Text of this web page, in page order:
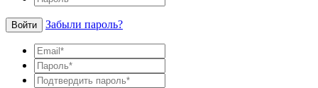
Войти Забыли пароль?